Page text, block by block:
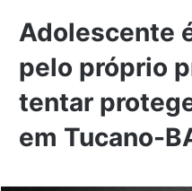
Adolescente
pelo próprio
tentar
em Tucano-